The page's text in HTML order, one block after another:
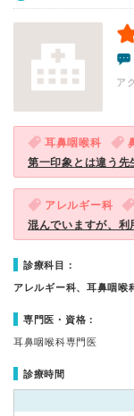
ア
耳鼻咽喉科
第一印象とは違う先
アレルギー科
混んでいますが、利
診療科目：
アレルギー科、耳鼻咽喉
専門医・資格：
耳鼻咽喉科専門医
診療時間